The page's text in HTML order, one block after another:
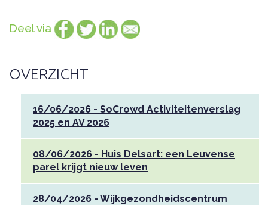
Deel via
OVERZICHT
16/06/2026 - SoCrowd Activiteitenverslag
2025 en AV 2026
08/06/2026 - Huis Delsart: een Leuvense
parel krijgt nieuw leven
28/04/2026 - Wijkgezondheidscentrum